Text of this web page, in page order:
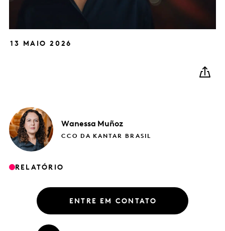
13 MAIO 2026
Wanessa Muñoz
CCO DA KANTAR BRASIL
RELATÓRIO
ENTRE EM CONTATO